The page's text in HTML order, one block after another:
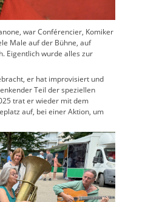
war Conférencier, Komiker
Male auf der Bühne, auf
Eigentlich wurde alles zur
er hat improvisiert und
Teil der speziellen
trat er wieder mit dem
auf, bei einer Aktion, um